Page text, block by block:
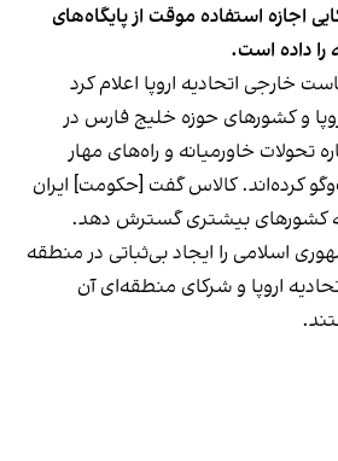
اجازه استفاده موقت از پایگاه‌های
را داده است.
خارجی اتحادیه اروپا اعلام کرد
و کشورهای حوزه خلیج فارس در
تحولات خاورمیانه و راه‌های مهار
کرده‌اند. کالاس گفت [حکومت] ایران
کشورهای بیشتری گسترش دهد.
اسلامی را ایجاد بی‌ثباتی در منطقه
اروپا و شرکای منطقه‌ای آن